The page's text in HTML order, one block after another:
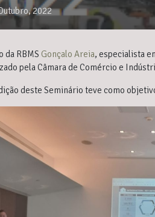
2022
da RBMS Gonçalo Areia, especialista
pela Câmara de Comércio e
deste Seminário teve como